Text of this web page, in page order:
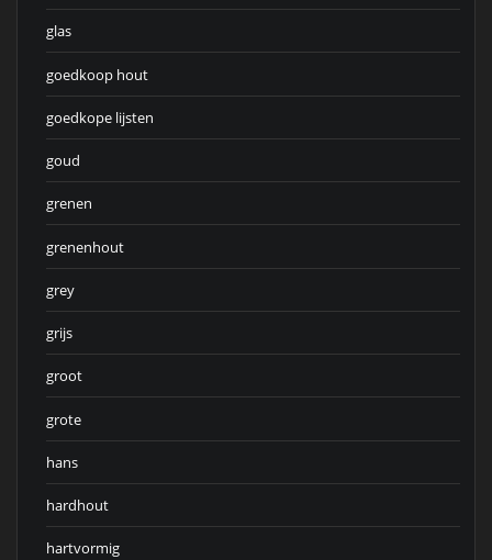
glas
goedkoop hout
goedkope lijsten
goud
grenen
grenenhout
grey
grijs
groot
grote
hans
hardhout
hartvormig